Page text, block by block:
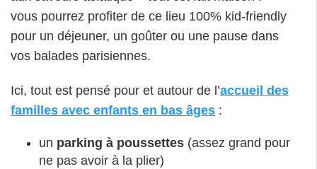
vous pourrez profiter de ce lieu 100% kid-friendly
pour un déjeuner, un goûter ou une pause dans
vos balades parisiennes.
Ici, tout est pensé pour et autour de l’accueil des
familles avec enfants en bas âges :
un parking à poussettes (assez grand pour
ne pas avoir à la plier)